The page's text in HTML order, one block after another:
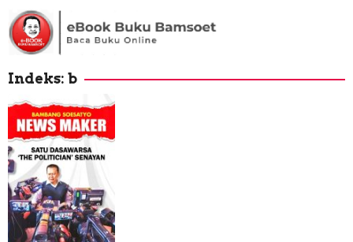
Loncat
ke
konten
Indeks: b